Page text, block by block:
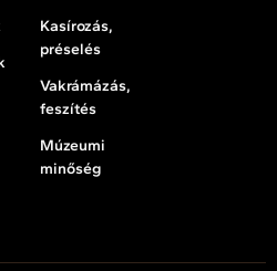
Kasírozás,
préselés
Vakrámázás,
feszítés
Múzeumi
minőség